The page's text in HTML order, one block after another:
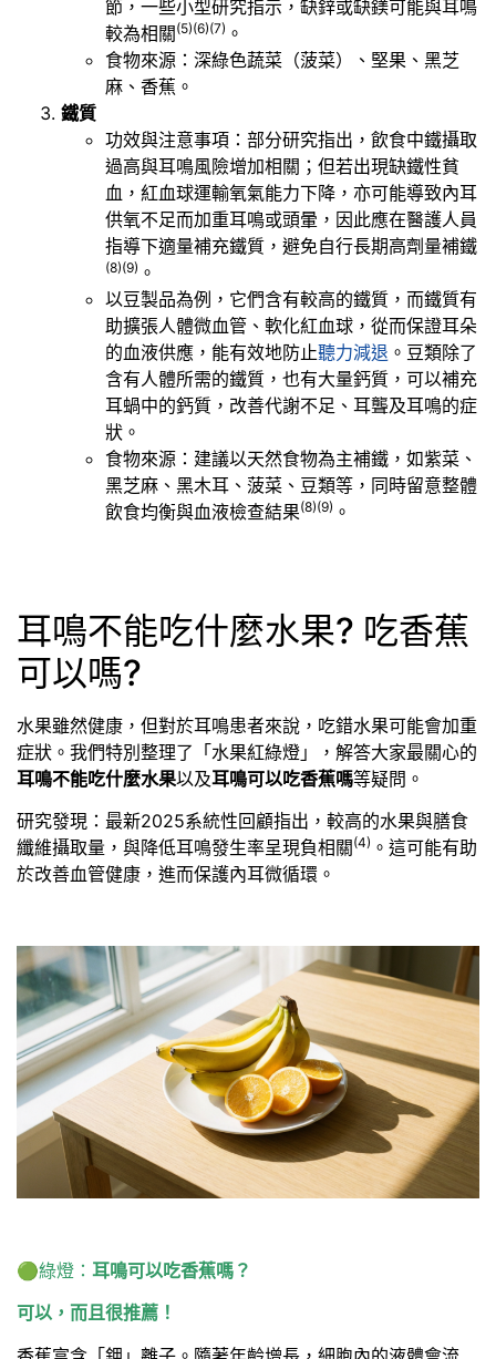
節，一些小型研究指示，缺鋅或缺鎂可能與耳鳴
較為相關 (5)(6)(7) 。
食物來源：深綠色蔬菜（菠菜）、堅果、黑芝
麻、香蕉。
鐵質
功效與注意事項：部分研究指出，飲食中鐵攝取
過高與耳鳴風險增加相關；但若出現缺鐵性貧
血，紅血球運輸氧氣能力下降，亦可能導致內耳
供氧不足而加重耳鳴或頭暈，因此應在醫護人員
指導下適量補充鐵質，避免自行長期高劑量補鐵
(8)(9) 。
以豆製品為例，它們含有較高的鐵質，而鐵質有
助擴張人體微血管、軟化紅血球，從而保證耳朵
的血液供應，能有效地防止聽力減退 。豆類除了
含有人體所需的鐵質，也有大量鈣質，可以補充
耳蝸中的鈣質，改善代謝不足、耳聾及耳鳴的症
狀。
食物來源：建議以天然食物為主補鐵，如紫菜、
黑芝麻、黑木耳、菠菜、豆類等，同時留意整體
飲食均衡與血液檢查結果(8)(9) 。
耳鳴不能吃什麼水果? 吃香蕉
可以嗎?
水果雖然健康，但對於耳鳴患者來說，吃錯水果可能會加重
症狀。我們特別整理了「水果紅綠燈」，解答大家最關心的
耳鳴不能吃什麼水果以及耳鳴可以吃香蕉嗎等疑問。
研究發現：最新2025系統性回顧指出，較高的水果與膳食
纖維攝取量，與降低耳鳴發生率呈現負相關 (4) 。這可能有助
於改善血管健康，進而保護內耳微循環。
🟢綠燈： 耳鳴可以吃香蕉嗎？
可以，而且很推薦！